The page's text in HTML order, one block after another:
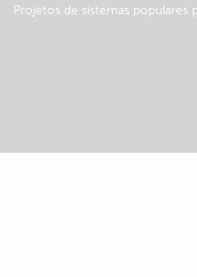
Projetos de sistemas populares